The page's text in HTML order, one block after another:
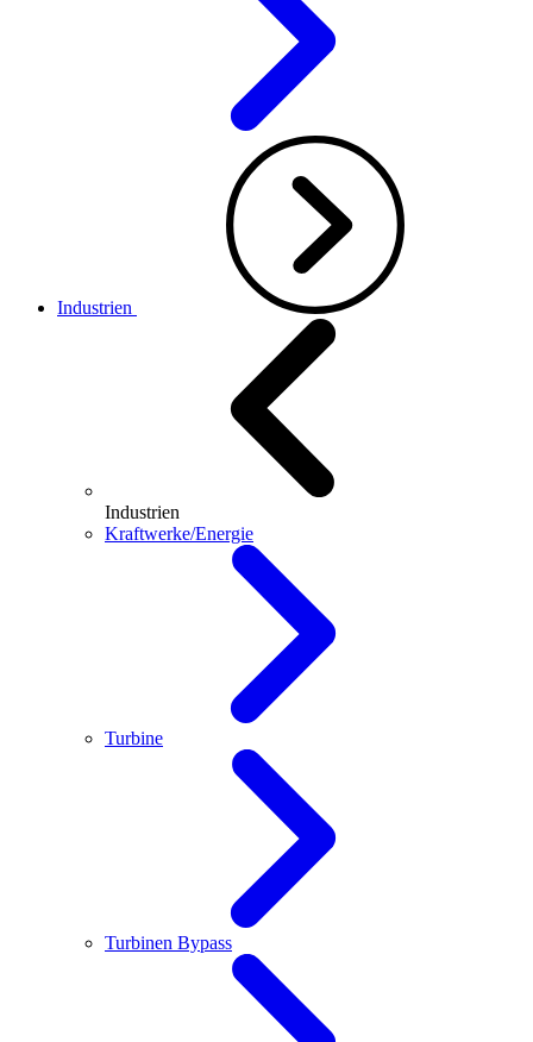
Industrien
Industrien
Kraftwerke/Energie
Turbine
Turbinen Bypass